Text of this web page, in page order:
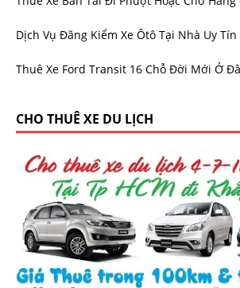
Dịch Vụ Đăng Kiểm Xe Ôtô Tại Nhà Uy Tín
Thuê Xe Ford Transit 16 Chỗ Đời Mới Ở
CHO THUÊ XE DU LỊCH